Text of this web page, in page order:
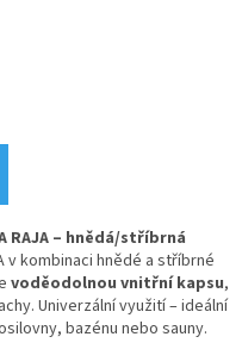
RAJA – hnědá/stříbrná
v kombinaci hnědé a stříbrné
voděodolnou vnitřní kapsu,
Univerzální využití – ideální
bazénu nebo sauny.